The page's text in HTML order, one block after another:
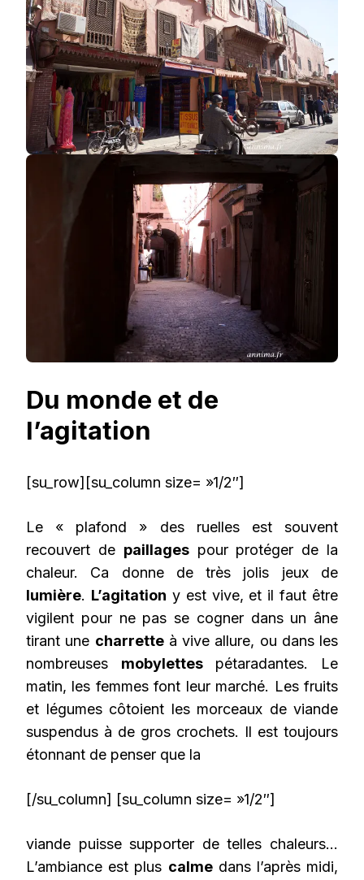
Du monde et de
l’agitation
[su_row][su_column size= »1/2″]
Le « plafond » des ruelles est souvent
recouvert de paillagespour protéger de la
chaleur. Ca donne de très jolis jeux de
lumière. L’agitation y est vive, et il faut être
vigilent pour ne pas se cogner dans un âne
tirant une charretteà vive allure, ou dans les
nombreuses mobylettespétaradantes. Le
matin, les femmes font leur marché. Les fruits
et légumes côtoient les morceaux de viande
suspendus à de gros crochets. Il est toujours
étonnant de penser que la
[/su_column] [su_column size= »1/2″]
viande puisse supporter de telles chaleurs…
L’ambiance est plus calmedans l’après midi,